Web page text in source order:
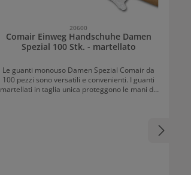
20600
Comair Einweg Handschuhe Damen
Spezial 100 Stk. - martellato
Le guanti monouso Damen Spezial Comair da
100 pezzi sono versatili e convenienti. I guanti
martellati in taglia unica proteggono le mani da